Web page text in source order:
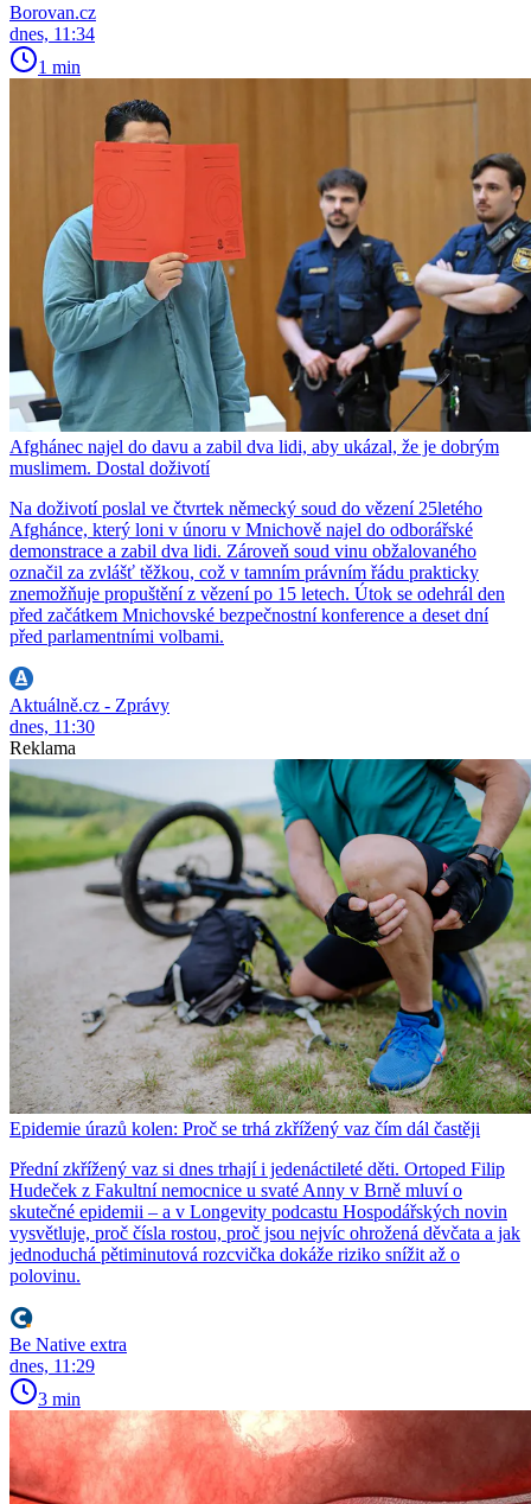
Borovan.cz
dnes, 11:34
1 min
Afghánec najel do davu a zabil dva lidi, aby ukázal, že je dobrým
muslimem. Dostal doživotí
Na doživotí poslal ve čtvrtek německý soud do vězení 25letého
Afghánce, který loni v únoru v Mnichově najel do odborářské
demonstrace a zabil dva lidi. Zároveň soud vinu obžalovaného
označil za zvlášť těžkou, což v tamním právním řádu prakticky
znemožňuje propuštění z vězení po 15 letech. Útok se odehrál den
před začátkem Mnichovské bezpečnostní konference a deset dní
před parlamentními volbami.
Aktuálně.cz - Zprávy
dnes, 11:30
Reklama
Epidemie úrazů kolen: Proč se trhá zkřížený vaz čím dál častěji
Přední zkřížený vaz si dnes trhají i jedenáctileté děti. Ortoped Filip
Hudeček z Fakultní nemocnice u svaté Anny v Brně mluví o
skutečné epidemii – a v Longevity podcastu Hospodářských novin
vysvětluje, proč čísla rostou, proč jsou nejvíc ohrožená děvčata a jak
jednoduchá pětiminutová rozcvička dokáže riziko snížit až o
polovinu.
Be Native extra
dnes, 11:29
3 min